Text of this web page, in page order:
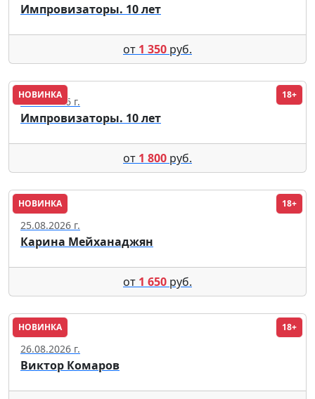
Импровизаторы. 10 лет
от 1 350 руб.
НОВИНКА 18+
22.08.2026 г.
Импровизаторы. 10 лет
от 1 800 руб.
НОВИНКА 18+
Москва
25.08.2026 г.
Карина Мейханаджян
от 1 650 руб.
НОВИНКА 18+
Москва
26.08.2026 г.
Виктор Комаров